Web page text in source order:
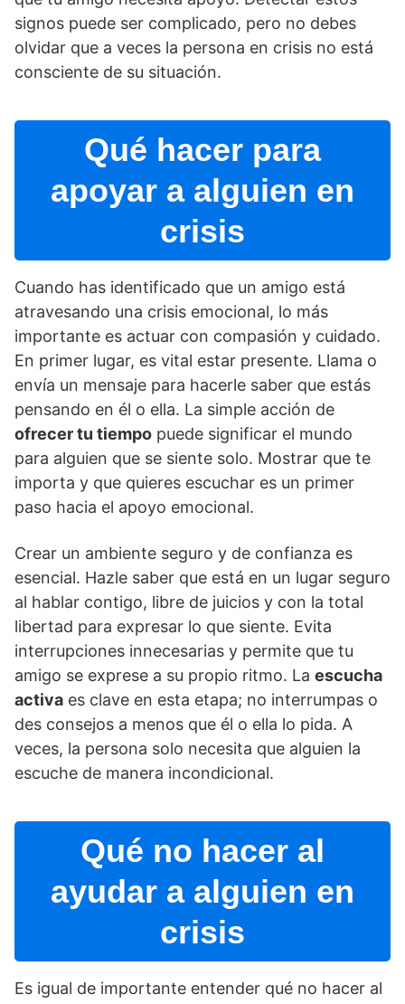
signos puede ser complicado, pero no debes
olvidar que a veces la persona en crisis no está
consciente de su situación.
Qué hacer para
apoyar a alguien en
crisis
Cuando has identificado que un amigo está
atravesando una crisis emocional, lo más
importante es actuar con compasión y cuidado.
En primer lugar, es vital estar presente. Llama o
enví­a un mensaje para hacerle saber que estás
pensando en él o ella. La simple acción de
ofrecer tu tiempo puede significar el mundo
para alguien que se siente solo. Mostrar que te
importa y que quieres escuchar es un primer
paso hacia el apoyo emocional.
Crear un ambiente seguro y de confianza es
esencial. Hazle saber que está en un lugar seguro
al hablar contigo, libre de juicios y con la total
libertad para expresar lo que siente. Evita
interrupciones innecesarias y permite que tu
amigo se exprese a su propio ritmo. La escucha
activa es clave en esta etapa; no interrumpas o
des consejos a menos que él o ella lo pida. A
veces, la persona solo necesita que alguien la
escuche de manera incondicional.
Qué no hacer al
ayudar a alguien en
crisis
Es igual de importante entender qué no hacer al